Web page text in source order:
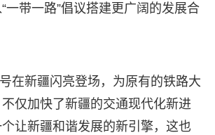
一带一路”倡议搭建更广阔的发展合
在新疆闪亮登场，为原有的铁路大
仅加快了新疆的交通现代化新进
让新疆和谐发展的新引擎，这也